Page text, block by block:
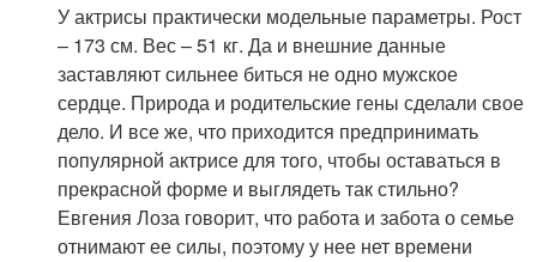
У актрисы практически модельные параметры. Рост
– 173 см. Вес – 51 кг. Да и внешние данные
заставляют сильнее биться не одно мужское
сердце. Природа и родительские гены сделали свое
дело. И все же, что приходится предпринимать
популярной актрисе для того, чтобы оставаться в
прекрасной форме и выглядеть так стильно?
Евгения Лоза говорит, что работа и забота о семье
отнимают ее силы, поэтому у нее нет времени